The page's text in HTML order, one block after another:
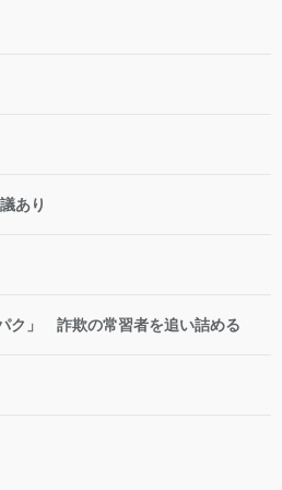
あり
ク」 詐欺の常習者を追い詰める